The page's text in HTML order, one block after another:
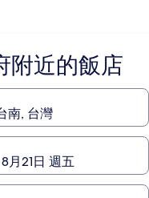
附近的飯店
月21日 週五